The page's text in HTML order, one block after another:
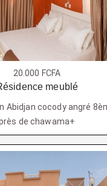
20.000 FCFA
meublé
Abidjan cocody angré
de chawama+